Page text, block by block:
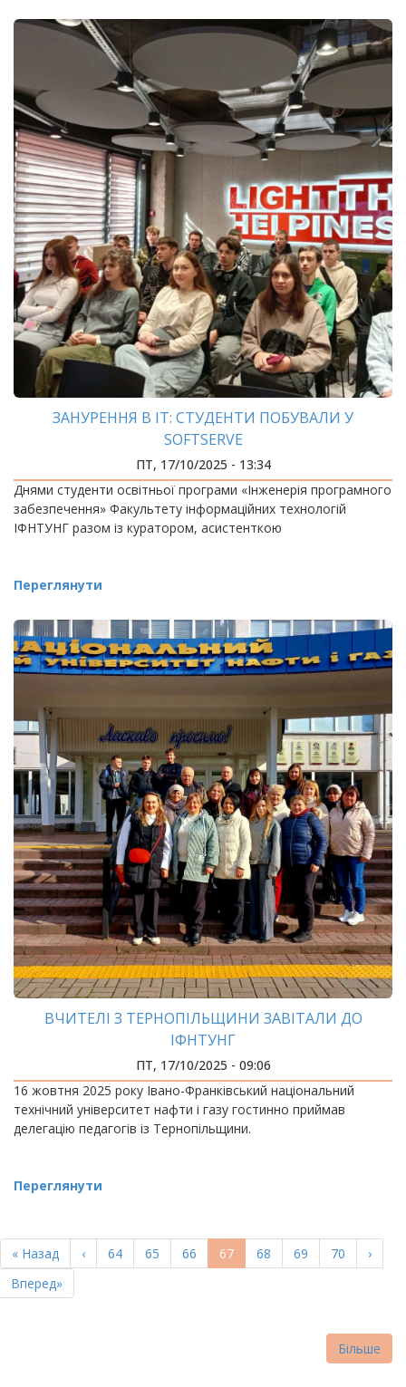
ЗАНУРЕННЯ В ІТ: СТУДЕНТИ ПОБУВАЛИ У
SOFTSERVE
ПТ, 17/10/2025 - 13:34
Днями студенти освітньої програми «Інженерія програмного
забезпечення» Факультету інформаційних технологій
ІФНТУНГ разом із куратором, асистенткою
Переглянути
ВЧИТЕЛІ З ТЕРНОПІЛЬЩИНИ ЗАВІТАЛИ ДО
ІФНТУНГ
ПТ, 17/10/2025 - 09:06
16 жовтня 2025 року Івано-Франківський національний
технічний університет нафти і газу гостинно приймав
делегацію педагогів із Тернопільщини.
Переглянути
НА
СТОРІНКИ
Перша
сторінка
« Назад
Попередня
сторінка
‹ Page
64 Page
65 Page
66
Поточна
сторінка
67 Page
68 Page
69 Page
70
›
Остання
сторінка
Вперед»
Більше